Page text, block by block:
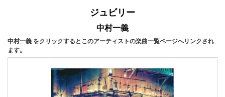
ジュビリー
中村一義
中村一義 をクリックするとこのアーティストの楽曲一覧ページへリンクされ
ます。